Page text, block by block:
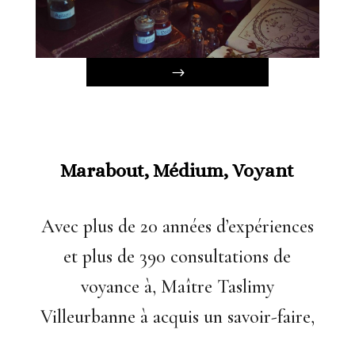
Marabout, Médium, Voyant
Avec plus de 20 années d’expériences
et plus de 390 consultations de
voyance à, Maître Taslimy
Villeurbanne à acquis un savoir-faire,